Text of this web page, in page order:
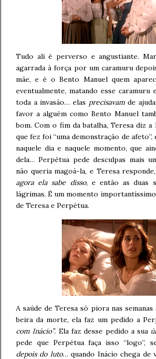
Tudo ali é perverso e angustiante.
agarrada à força por um caramuru
mãe, e é o Bento Manuel quem
eventualmente, matando esse caramuru
toda a invasão… elas precisavamde
favor a alguém como Bento Manuel
bom. Com o fim da batalha, Teresa diz a
que fez foi “uma demonstração de afeto”,
naquele dia e naquele momento, que
dela… Perpétua pede desculpas mais
não queria magoá-la, e Teresa
agora ela sabe disso, e então as duas
lágrimas. É um momento
de Teresa e Perpétua.
A saúde de Teresa só piora nas
beira da morte, ela faz um pedido a
com Inácio”. Ela faz desse pedido a sua
pede que Perpétua faça isso “logo”,
depois do luto… quando Inácio chega de